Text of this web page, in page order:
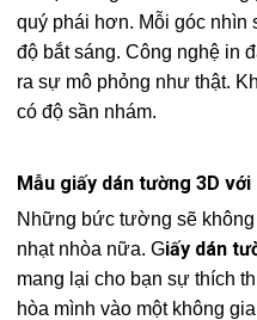
quý phái hơn. Mỗi góc nhìn
độ bắt sáng. Công nghệ in
ra sự mô phỏng như thật.
có độ sần nhám.
Mẫu giấy dán tường 3D
Những bức tường sẽ
nhạt nhòa nữa. Giấy dán
mang lại cho bạn sự thích
hòa mình vào một không